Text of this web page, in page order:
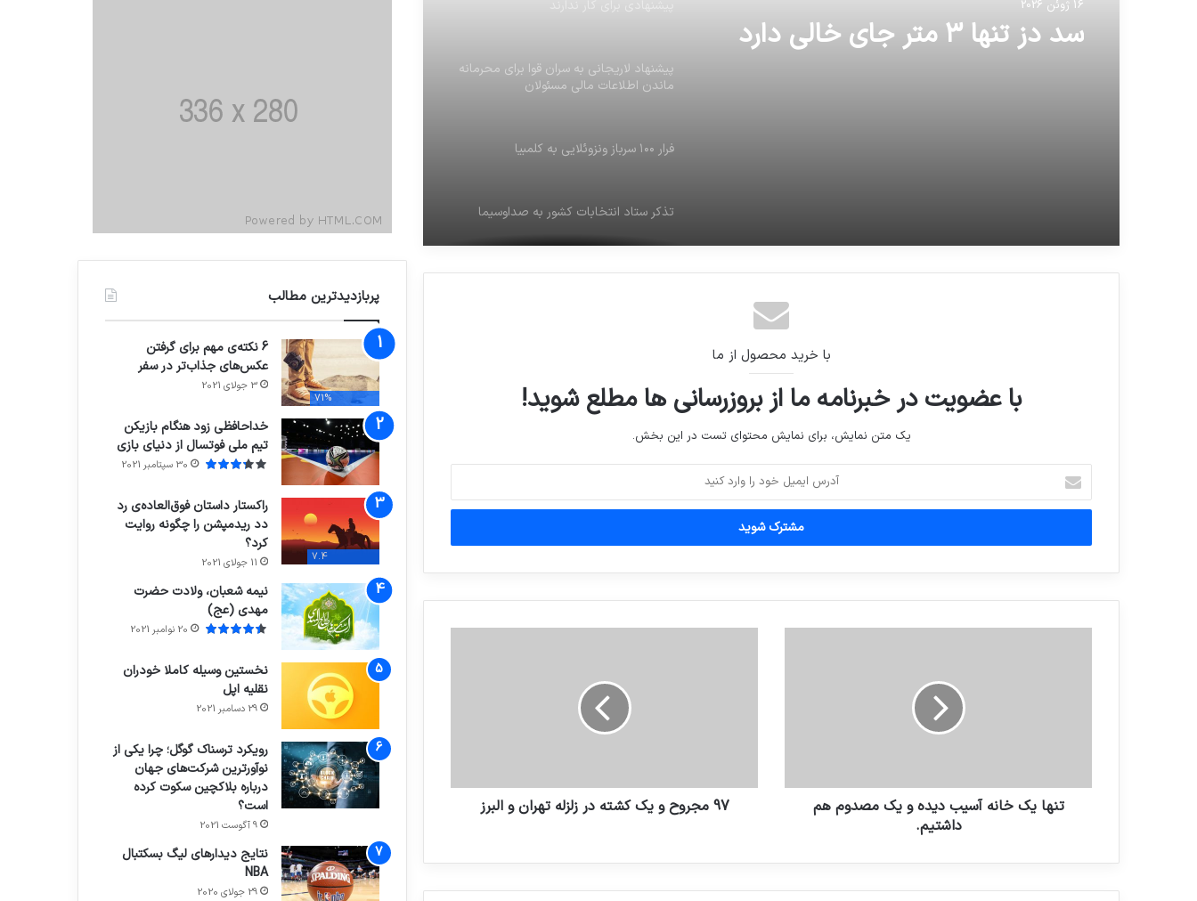
16 ژوئن 2026
سد دز تنها ۳ متر جای خالی دارد
پیشنهاد لاریجانی به سران قوا برای محرمانه
ماندن اطلاعات مالی مسئولان
فرار ۱۰۰ سرباز ونزوئلایی به کلمبیا
تذکر ستاد انتخابات کشور به صداوسیما
مانی خوشبین اعلام کرده خودرو بوگاتی رابه
با خرید محصول از ما
با عضویت در خبرنامه ما از بروزرسانی ها مطلع شوید!
یک متن نمایش، برای نمایش محتوای تست در این بخش.
آدرس
ایمیل
خود
وارد
تنها یک خانه آسیب دیده و یک مصدوم هم
داشتیم.
97 مجروح و یک کشته در زلزله تهران و البرز
پربازدیدترین مطالب
71%
6 نکته‌ی مهم برای گرفتن
عکس‌های جذاب‌تر در سفر
3 جولای 2021
خداحافظی زود هنگام بازیکن
تیم ملی فوتسال از دنیای بازی
30 سپتامبر 2021
7.4
راکستار داستان فوق‌العاده‌ی رد
دد ریدمپشن را چگونه روایت
کرد؟
11 جولای 2021
نیمه شعبان، ولادت حضرت
مهدی (عج)
20 نوامبر 2021
نخستین وسیله کاملا خودران
نقلیه اپل
29 دسامبر 2021
رویکرد ترسناک گوگل؛ چرا یکی از
نوآورترین شرکت‌های جهان
درباره بلاکچین سکوت کرده
است؟
9 آگوست 2021
نتایج دیدار‌های لیگ بسکتبال
NBA
29 جولای 2020